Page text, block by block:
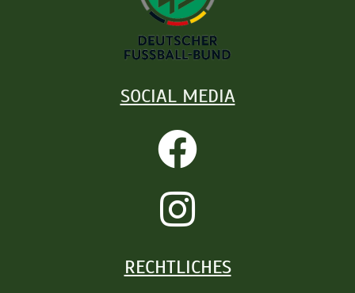
SOCIAL MEDIA
RECHTLICHES